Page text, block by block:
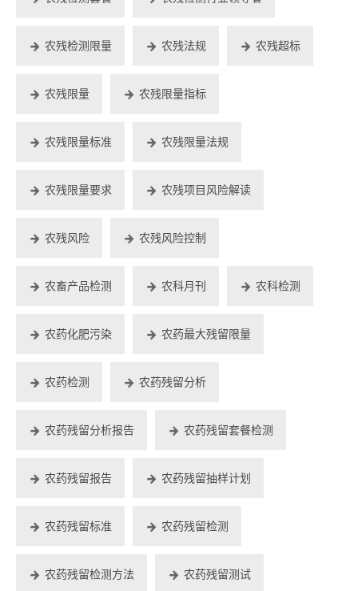
农残检测限量 农残法规 农残超标
农残限量 农残限量指标
农残限量标准 农残限量法规
农残限量要求 农残项目风险解读
农残风险 农残风险控制
农畜产品检测 农科月刊 农科检测
农药化肥污染 农药最大残留限量
农药检测 农药残留分析
农药残留分析报告 农药残留套餐检测
农药残留报告 农药残留抽样计划
农药残留标准 农药残留检测
农药残留检测方法 农药残留测试